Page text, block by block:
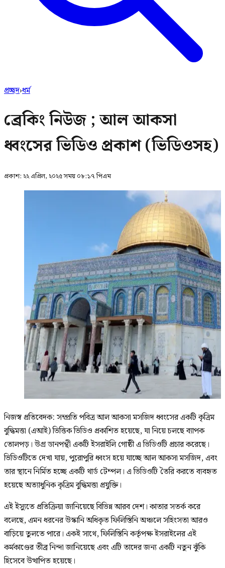
প্রচ্ছদ›ধর্ম
ব্রেকিং নিউজ ; আল আকসা
ধ্বংসের ভিডিও প্রকাশ (ভিডিওসহ)
প্রকাশ: ২২ এপ্রিল, ২০২৫ সময় ০৮:১৭ পিএম
নিজস্ব প্রতিবেদক: সম্প্রতি পবিত্র আল আকসা মসজিদ ধ্বংসের একটি কৃত্রিম
বুদ্ধিমত্তা (এআই) ভিত্তিক ভিডিও প্রকাশিত হয়েছে, যা নিয়ে চলছে ব্যাপক
তোলপড়। উগ্র ডানপন্থী একটি ইসরাইলি গোষ্ঠী এ ভিডিওটি প্রচার করেছে।
ভিডিওটিতে দেখা যায়, পুরোপুরি ধ্বংস হয়ে যাচ্ছে আল আকসা মসজিদ, এবং
তার স্থানে নির্মিত হচ্ছে একটি থার্ড টেম্পল। এ ভিডিওটি তৈরি করতে ব্যবহৃত
হয়েছে অত্যাধুনিক কৃত্রিম বুদ্ধিমত্তা প্রযুক্তি।
এই ইস্যুতে প্রতিক্রিয়া জানিয়েছে বিভিন্ন আরব দেশ। কাতার সতর্ক করে
বলেছে, এমন ধরনের উস্কানি অধিকৃত ফিলিস্তিনি অঞ্চলে সহিংসতা আরও
বাড়িয়ে তুলতে পারে। একই সাথে, ফিলিস্তিনি কর্তৃপক্ষ ইসরাইলের এই
কর্মকাণ্ডের তীব্র নিন্দা জানিয়েছে এবং এটি তাদের জন্য একটি নতুন ঝুঁকি
হিসেবে উত্থাপিত হয়েছে।